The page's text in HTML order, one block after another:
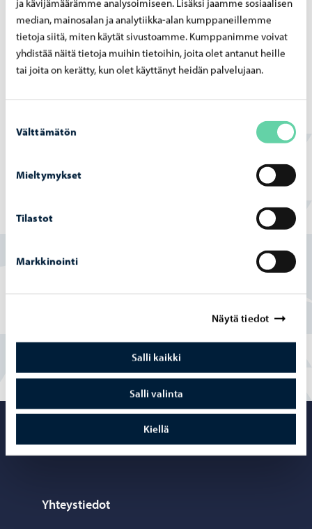
ja kävijämäärämme analysoimiseen. Lisäksi jaamme sosiaalisen
median, mainosalan ja analytiikka-alan kumppaneillemme
tietoja siitä, miten käytät sivustoamme. Kumppanimme voivat
yhdistää näitä tietoja muihin tietoihin, joita olet antanut heille
tai joita on kerätty, kun olet käyttänyt heidän palvelujaan.
valinta
Välttämätön
Mieltymykset
Tilastot
Markkinointi
Näytä tiedot
Salli kaikki
Salli valinta
Kiellä
Porvoon vesi -02.07.2026
Löysitkö etsimäsi tiedon tältä sivulta?
Yhteystiedot